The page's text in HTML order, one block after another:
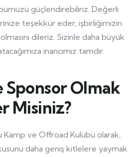
güçlendirebiliriz. Değerli
teşekkür eder, işbirliğimizin
dileriz. Sizinle daha büyük
inancımız tamdır.
Sponsor Olmak
Misiniz?
ve Offroad Kulübü olarak,
daha geniş kitlelere yaymak